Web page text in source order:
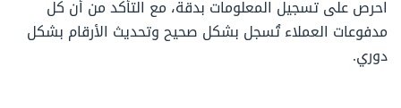
احرص على تسجيل المعلومات بدقة، مع التأكد من أن كل
مدفوعات العملاء تُسجل بشكل صحيح وتحديث الأرقام بشكل
دوري.